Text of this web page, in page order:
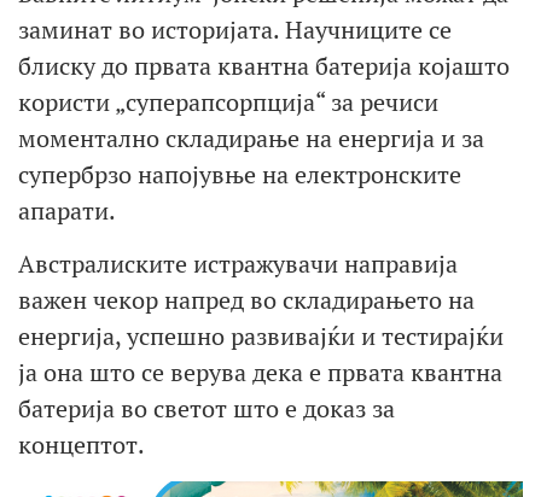
заминат во историјата. Научниците се
блиску до првата квантна батерија којашто
користи „суперапсорпција“ за речиси
моментално складирање на енергија и за
супербрзо напојувње на електронските
апарати.
Австралиските истражувачи направија
важен чекор напред во складирањето на
енергија, успешно развивајќи и тестирајќи
ја она што се верува дека е првата квантна
батерија во светот што е доказ за
концептот.